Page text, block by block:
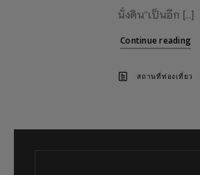
นั่งดิน”เป็นอีก […]
Continue reading
สถานที่ท่องเที่ยว